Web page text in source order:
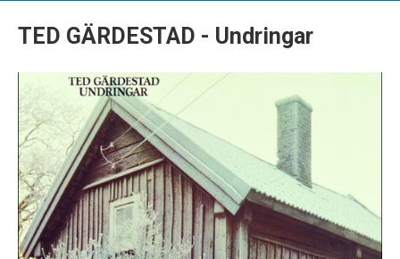
TED GÄRDESTAD - Undringar